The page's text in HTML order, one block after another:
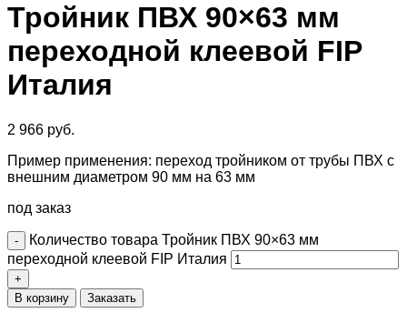
Тройник ПВХ 90×63 мм
переходной клеевой FIP
Италия
2 966 руб.
Пример применения: переход тройником от трубы ПВХ с
внешним диаметром 90 мм на 63 мм
под заказ
Количество товара Тройник ПВХ 90×63 мм
переходной клеевой FIP Италия
В корзину Заказать